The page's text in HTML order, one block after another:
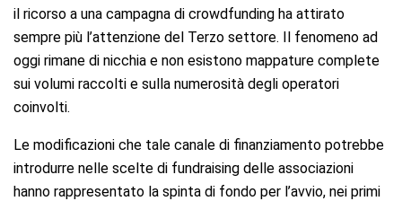
il ricorso a una campagna di crowdfunding ha attirato
sempre più l’attenzione del Terzo settore. Il fenomeno ad
oggi rimane di nicchia e non esistono mappature complete
sui volumi raccolti e sulla numerosità degli operatori
coinvolti.
Le modificazioni che tale canale di finanziamento potrebbe
introdurre nelle scelte di fundraising delle associazioni
hanno rappresentato la spinta di fondo per l’avvio, nei primi